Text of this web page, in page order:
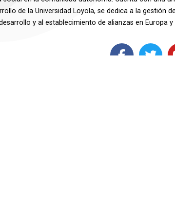
de la Universidad Loyola, se dedica a la
y al establecimiento de alianzas en Europa